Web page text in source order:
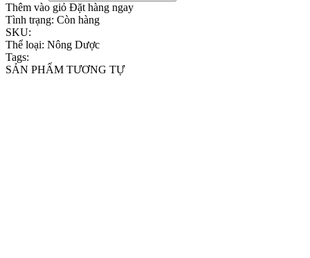
Thêm vào giỏ Đặt hàng ngay
Tình trạng: Còn hàng
SKU:
Thể loại: Nông Dược
Tags:
SẢN PHẨM TƯƠNG TỰ